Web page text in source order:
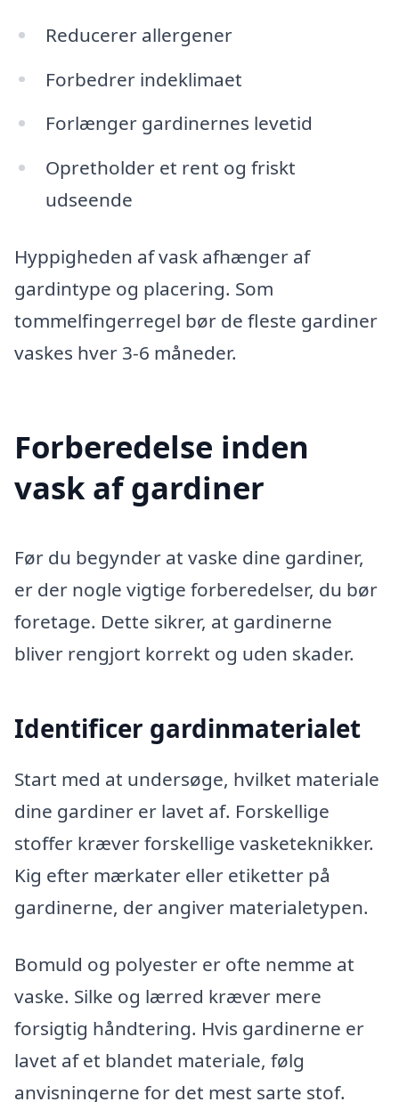
Reducerer allergener
Forbedrer indeklimaet
Forlænger gardinernes levetid
Opretholder et rent og friskt
udseende
Hyppigheden af vask afhænger af
gardintype og placering. Som
tommelfingerregel bør de fleste gardiner
vaskes hver 3-6 måneder.
Forberedelse inden
vask af gardiner
Før du begynder at vaske dine gardiner,
er der nogle vigtige forberedelser, du bør
foretage. Dette sikrer, at gardinerne
bliver rengjort korrekt og uden skader.
Identificer gardinmaterialet
Start med at undersøge, hvilket materiale
dine gardiner er lavet af. Forskellige
stoffer kræver forskellige vasketeknikker.
Kig efter mærkater eller etiketter på
gardinerne, der angiver materialetypen.
Bomuld og polyester er ofte nemme at
vaske. Silke og lærred kræver mere
forsigtig håndtering. Hvis gardinerne er
lavet af et blandet materiale, følg
anvisningerne for det mest sarte stof.